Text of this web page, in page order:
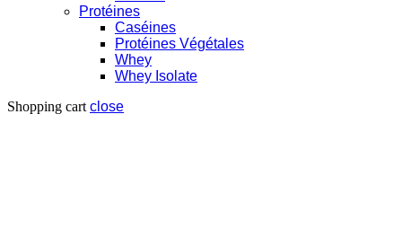
Protéines
Caséines
Protéines Végétales
Whey
Whey Isolate
Shopping cart close